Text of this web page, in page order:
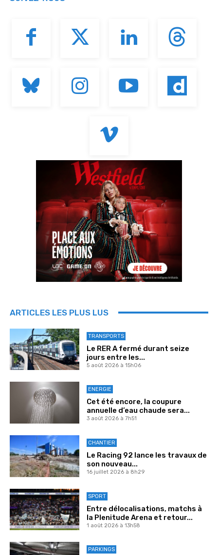
ARTICLES LES PLUS LUS
TRANSPORTS
Le RER A fermé durant seize
jours entre les...
5 août 2026 à 15h06
ENERGIE
Cet été encore, la coupure
annuelle d’eau chaude sera...
3 août 2026 à 7h51
CHANTIER
Le Racing 92 lance les travaux de
son nouveau...
16 juillet 2026 à 8h29
SPORT
Entre délocalisations, matchs à
la Plenitude Arena et retour...
1 août 2026 à 13h58
PARKINGS